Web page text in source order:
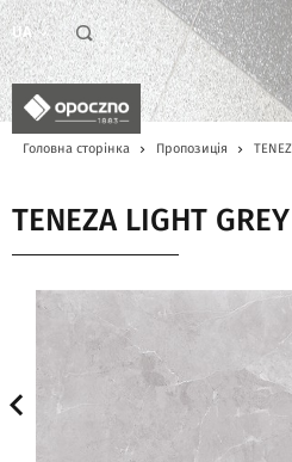
UA
Головна сторінка Пропозиція
TENEZA LIGHT